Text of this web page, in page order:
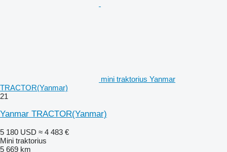
mini traktorius Yanmar
TRACTOR(Yanmar)
21
Yanmar TRACTOR(Yanmar)
5 180 USD ≈ 4 483 €
Mini traktorius
5 669 km